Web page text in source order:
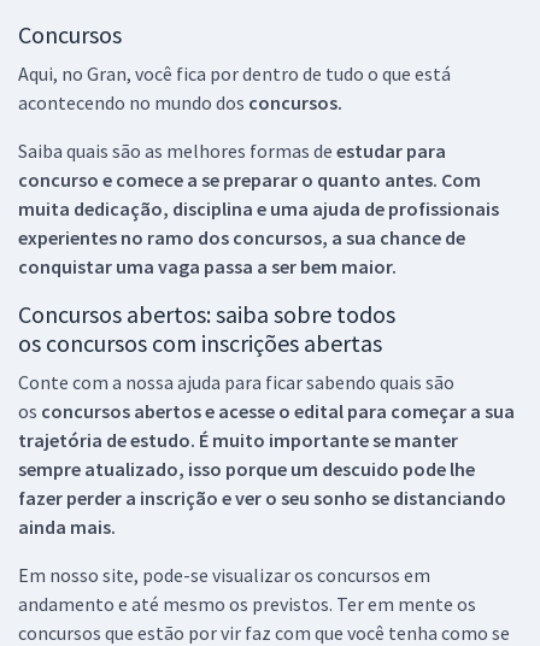
Concursos
Aqui, no Gran, você fica por dentro de tudo o que está
acontecendo no mundo dos concursos.
Saiba quais são as melhores formas de estudar para
concurso e comece a se preparar o quanto antes. Com
muita dedicação, disciplina e uma ajuda de profissionais
experientes no ramo dos concursos, a sua chance de
conquistar uma vaga passa a ser bem maior.
Concursos abertos: saiba sobre todos
os concursos com inscrições abertas
Conte com a nossa ajuda para ficar sabendo quais são
os concursos abertos e acesse o edital para começar a sua
trajetória de estudo. É muito importante se manter
sempre atualizado, isso porque um descuido pode lhe
fazer perder a inscrição e ver o seu sonho se distanciando
ainda mais.
Em nosso site, pode-se visualizar os concursos em
andamento e até mesmo os previstos. Ter em mente os
concursos que estão por vir faz com que você tenha como se